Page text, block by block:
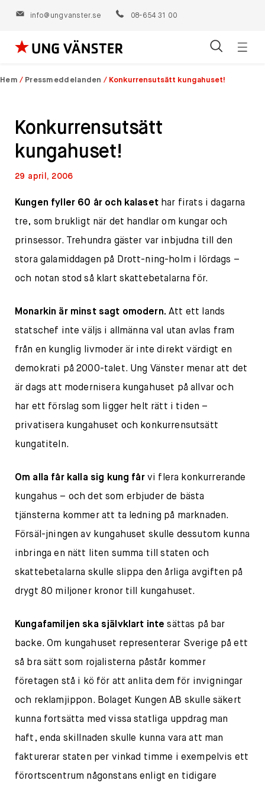
info@ungvanster.se 08-654 31 00
Hoppa
till
Hem / Pressmeddelanden / Konkurrensutsätt kungahuset!
Konkurrensutsätt
kungahuset!
29 april, 2006
Kungen fyller 60 år och kalasethar firats i dagarna
tre, som brukligt när det handlar om kungar och
prinsessor. Trehundra gäster var inbjudna till den
stora galamiddagen på Drott-ning-holm i lördags –
och notan stod så klart skattebetalarna för.
Monarkin är minst sagt omodern. Att ett lands
statschef inte väljs i allmänna val utan avlas fram
från en kunglig livmoder är inte direkt värdigt en
demokrati på 2000-talet. Ung Vänster menar att det
är dags att modernisera kungahuset på allvar och
har ett förslag som ligger helt rätt i tiden –
privatisera kungahuset och konkurrensutsätt
kungatiteln.
Om alla får kalla sig kung fårvi flera konkurrerande
kungahus – och det som erbjuder de bästa
tjänsterna kommer att ta ledning på marknaden.
Försäl-jningen av kungahuset skulle dessutom kunna
inbringa en nätt liten summa till staten och
skattebetalarna skulle slippa den årliga avgiften på
drygt 80 miljoner kronor till kungahuset.
Kungafamiljen ska självklart intesättas på bar
backe. Om kungahuset representerar Sverige på ett
så bra sätt som rojalisterna påstår kommer
företagen stå i kö för att anlita dem för invigningar
och reklamjippon. Bolaget Kungen AB skulle säkert
kunna fortsätta med vissa statliga uppdrag man
haft, enda skillnaden skulle kunna vara att man
fakturerar staten per vinkad timme i exempelvis ett
förortscentrum någonstans enligt en tidigare